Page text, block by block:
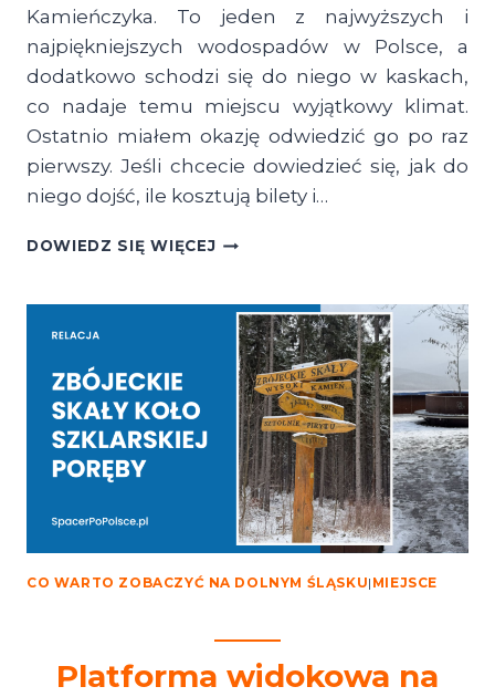
Kamieńczyka. To jeden z najwyższych i
najpiękniejszych wodospadów w Polsce, a
dodatkowo schodzi się do niego w kaskach,
co nadaje temu miejscu wyjątkowy klimat.
Ostatnio miałem okazję odwiedzić go po raz
pierwszy. Jeśli chcecie dowiedzieć się, jak do
niego dojść, ile kosztują bilety i…
DOWIEDZ SIĘ WIĘCEJWODOSPAD
ZE
SZKLARSKIEJ
PORĘBY
CO WARTO ZOBACZYĆ NA DOLNYM ŚLĄSKU| MIEJSCE
Platforma widokowa na